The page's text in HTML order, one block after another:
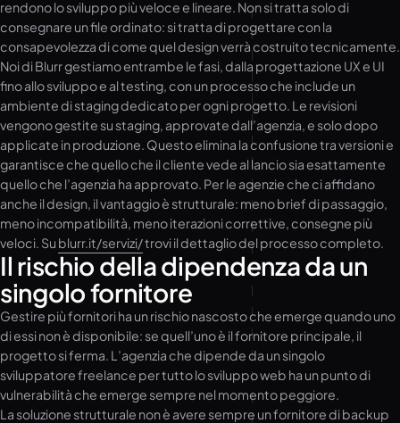
rendono lo sviluppo più veloce e lineare. Non si tratta solo di
consegnare un file ordinato: si tratta di progettare con la
consapevolezza di come quel design verrà costruito tecnicamente.
Noi di Blurr gestiamo entrambe le fasi, dalla progettazione UX e UI
fino allo sviluppo e al testing, con un processo che include un
ambiente di staging dedicato per ogni progetto. Le revisioni
vengono gestite su staging, approvate dall’agenzia, e solo dopo
applicate in produzione. Questo elimina la confusione tra versioni e
garantisce che quello che il cliente vede al lancio sia esattamente
quello che l’agenzia ha approvato. Per le agenzie che ci affidano
anche il design, il vantaggio è strutturale: meno brief di passaggio,
meno incompatibilità, meno iterazioni correttive, consegne più
veloci. Su blurr.it/servizi/trovi il dettaglio del processo completo.
Il rischio della dipendenza da un
singolo fornitore
Gestire più fornitori ha un rischio nascosto che emerge quando uno
di essi non è disponibile: se quell’uno è il fornitore principale, il
progetto si ferma. L’agenzia che dipende da un singolo
sviluppatore freelance per tutto lo sviluppo web ha un punto di
vulnerabilità che emerge sempre nel momento peggiore.
La soluzione strutturale non è avere sempre un fornitore di backup